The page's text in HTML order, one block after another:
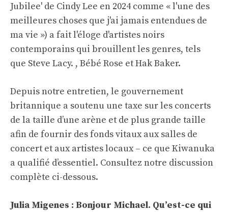
Jubilee' de Cindy Lee en 2024 comme « l'une des
meilleures choses que j'ai jamais entendues de
ma vie ») a fait l'éloge d'artistes noirs
contemporains qui brouillent les genres, tels
que Steve Lacy. , Bébé Rose et Hak Baker.
Depuis notre entretien, le gouvernement
britannique a soutenu une taxe sur les concerts
de la taille d’une arène et de plus grande taille
afin de fournir des fonds vitaux aux salles de
concert et aux artistes locaux – ce que Kiwanuka
a qualifié d’essentiel. Consultez notre discussion
complète ci-dessous.
Julia Migenes : Bonjour Michael. Qu’est-ce qui